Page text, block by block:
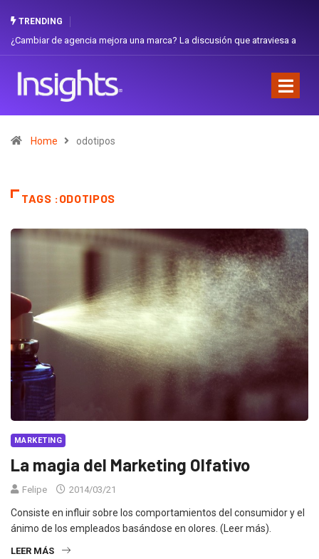
TRENDING
¿Cambiar de agencia mejora una marca? La discusión que atraviesa a
Home odotipos
TAGS :ODOTIPOS
MARKETING
La magia del Marketing Olfativo
Felipe 2014/03/21
Consiste en influir sobre los comportamientos del consumidor y el
ánimo de los empleados basándose en olores. (Leer más).
LEER MÁS